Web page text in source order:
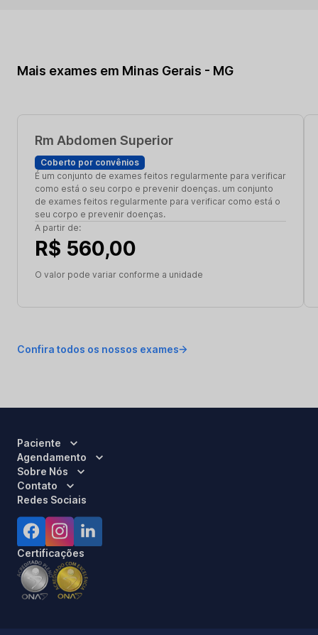
Mais exames em Minas Gerais - MG
Rm Abdomen Superior
Coberto por convênios
É um conjunto de exames feitos regularmente para verificar
como está o seu corpo e prevenir doenças. um conjunto
de exames feitos regularmente para verificar como está o
seu corpo e prevenir doenças.
A partir de:
R$ 560,00
O valor pode variar conforme a unidade
Confira todos os nossos exames
Paciente
Agendamento
Sobre Nós
Contato
Redes Sociais
Certificações